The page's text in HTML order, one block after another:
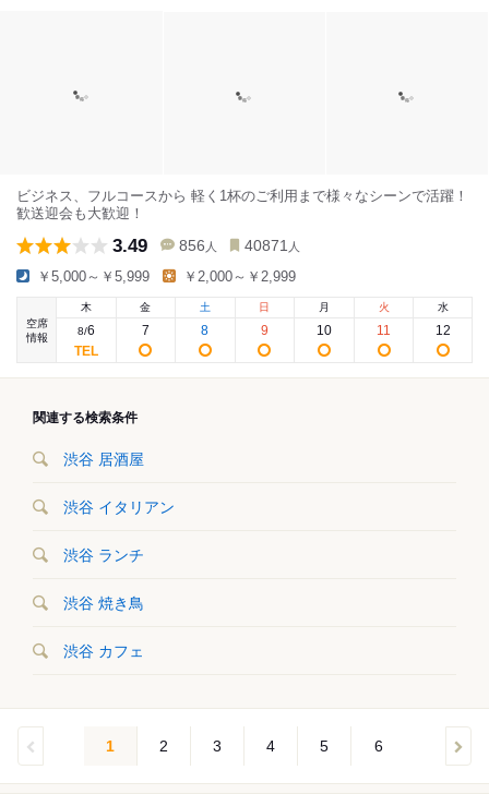
ビジネス、フルコースから 軽く1杯のご利用まで様々なシーンで活躍！
歓送迎会も大歓迎！
3.49 856 人 40871 人
￥5,000～￥5,999 ￥2,000～￥2,999
空席
情報
木
8/6
金
7
土
8
日
9
月
10
火
11
水
12
関連する検索条件
渋谷 居酒屋
渋谷 イタリアン
渋谷 ランチ
渋谷 焼き鳥
渋谷 カフェ
1 2 3 4 5 6